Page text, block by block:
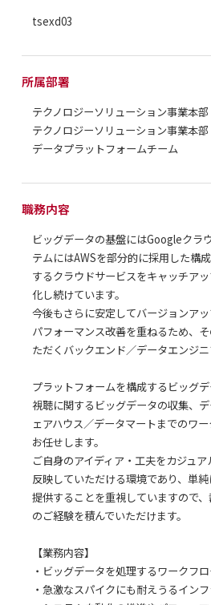
tsexd03
所属部署
テクノロジーソリューション事業本
テクノロジーソリューション事業本
データプラットフォームチーム
職務内容
ビッグデータの基盤にはGoogleクラ
テムにはAWSを部分的に採用した構
するクラウドサービスをキャッチア
化し続けています。
今後もさらに安定してバージョンア
パフォーマンス改善を重ねるため、
ただくバックエンド／データエンジニ
プラットフォームを構成するビッグ
視聴に関するビッグデータの収集、
ェアハウス／データマートまでのワ
お任せします。
ご自身のアイディア・工夫をカジュ
反映していただける環境であり、単
提供することを重視していますので
のご経験を積んでいただけます。
【業務内容】
・ビッグデータを処理するワークフ
・急激なスパイクにも耐えうるイン